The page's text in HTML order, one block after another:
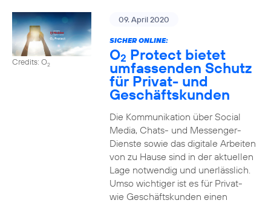
Credits: O2
09. April 2020
SICHER ONLINE:
O2 Protect bietet
umfassenden Schutz
für Privat- und
Geschäftskunden
Die Kommunikation über Social
Media, Chats- und Messenger-
Dienste sowie das digitale Arbeiten
von zu Hause sind in der aktuellen
Lage notwendig und unerlässlich.
Umso wichtiger ist es für Privat-
wie Geschäftskunden einen